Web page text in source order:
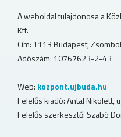
A weboldal tulajdonosa a
Kft.
Cím: 1113 Budapest,
Adószám: 10767623-2-43
Web: kozpont.ujbuda.hu
Felelős kiadó: Antal Nikolett,
Felelős szerkesztő: Szabó